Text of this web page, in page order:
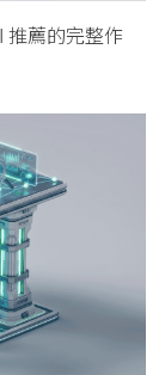
推薦的完整作